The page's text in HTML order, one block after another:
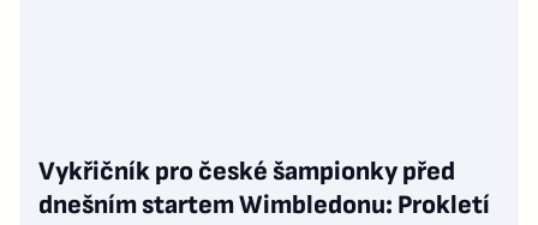
Vykřičník pro české šampionky před
dnešním startem Wimbledonu: Prokletí